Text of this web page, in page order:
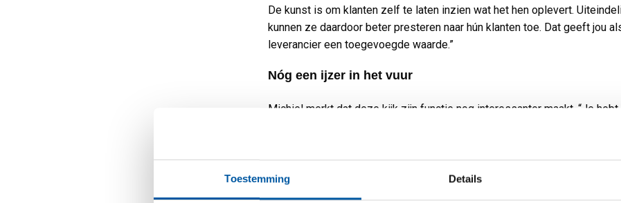
Toestemming Details
De kunst is om klanten zelf te laten inzien wat het hen oplevert.
kunnen ze daardoor beter presteren naar hún klanten toe. Dat geeft jou
leverancier een toegevoegde waarde.”
Nóg een ijzer in het vuur
Michiel merkt dat deze kijk zijn functie nog interessanter maakt. “Je hebt
een ijzer in het vuur. Het is echt een vorm van servicegericht denken en
ontzorgen. Ik ben ervan overtuigd dat we door deze training en aanpak
sterker worden. Ik denk ook dat MCB hier verder mee is dan menig andere